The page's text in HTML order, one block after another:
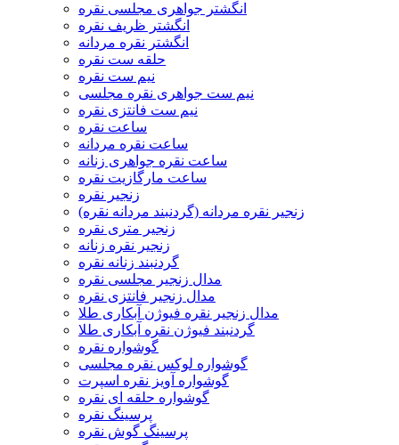
انگشتر جواهری مجلسی نقره
انگشتر ظریف نقره
انگشتر نقره مردانه
حلقه ست نقره
نیم ست نقره
نیم ست جواهری نقره مجلسی
نیم ست فانتزی نقره
ساعت نقره
ساعت نقره مردانه
ساعت نقره جواهری زنانه
ساعت مارگازیت نقره
زنجیر نقره
زنجیر نقره مردانه (گردنبند مردانه نقره)
زنجیر متری نقره
زنجیر نقره زنانه
گردنبند زنانه نقره
مدال زنجیر مجلسی نقره
مدال زنجیر فانتزی نقره
مدال زنجیر نقره فیوژن آبکاری طلا
گردنبند فیوژن نقره آبکاری طلا
گوشواره نقره
گوشواره لوکس نقره مجلسی
گوشواره آویز نقره اسپرت
گوشواره حلقه ای نقره
پرسینگ نقره
پرسینگ گوش نقره